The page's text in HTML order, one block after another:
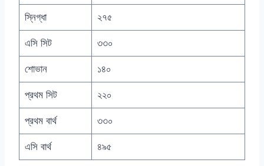
স্নিগ্ধা ২৭৫
এসি সিট ৩৩০
শোভান ১৪০
প্রথম সিট ২২০
প্রথম বার্থ ৩৩০
এসি বার্থ ৪৯৫